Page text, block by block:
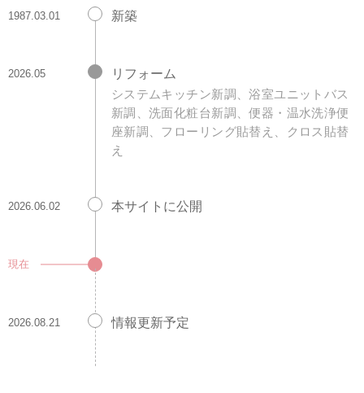
1987.03.01 新築
2026.05 リフォーム
システムキッチン新調、浴室ユニットバス
新調、洗面化粧台新調、便器・温水洗浄便
座新調、フローリング貼替え、クロス貼替
え
2026.06.02 本サイトに公開
現在
2026.08.21 情報更新予定